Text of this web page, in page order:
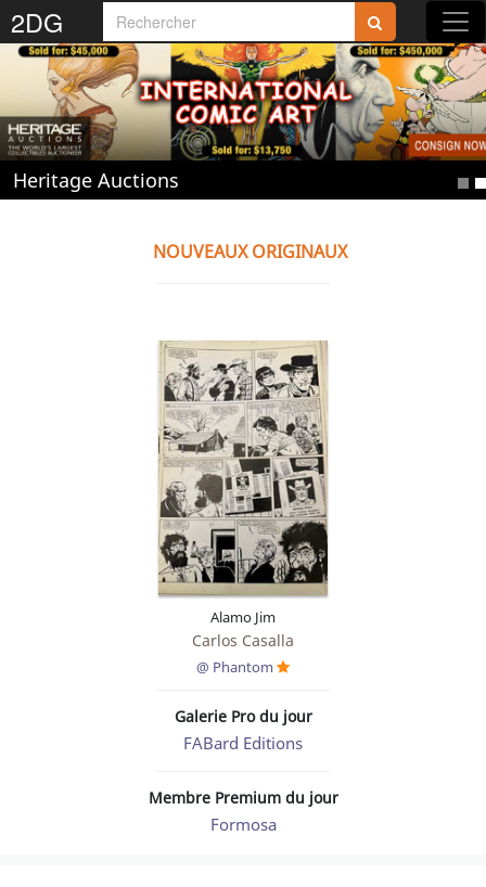
2DG Rejoignez-nous sur 2DG !
Accédez aux planches et illustrations
Découvrez de nouvelles fonctionnalités
S'inscrire
Heritage Auctions
NOUVEAUX ORIGINAUX
Alamo Jim
Carlos Casalla
@ Phantom
Galerie Pro du jour
FABard Editions
Membre Premium du jour
Formosa